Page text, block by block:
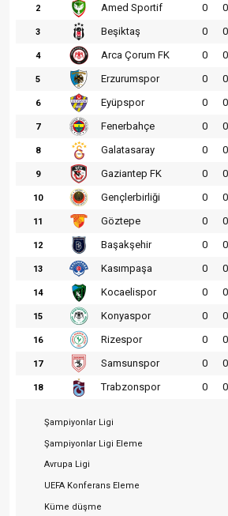
2 Amed Sportif 0 0
3 Beşiktaş 0 0
4 Arca Çorum FK 0 0
5 Erzurumspor 0 0
6 Eyüpspor 0 0
7 Fenerbahçe 0 0
8 Galatasaray 0 0
9 Gaziantep FK 0 0
10 Gençlerbirliği 0 0
11 Göztepe 0 0
12 Başakşehir 0 0
13 Kasımpaşa 0 0
14 Kocaelispor 0 0
15 Konyaspor 0 0
16 Rizespor 0 0
17 Samsunspor 0 0
18 Trabzonspor 0 0
Şampiyonlar Ligi
Şampiyonlar Ligi Eleme
Avrupa Ligi
UEFA Konferans Eleme
Küme düşme